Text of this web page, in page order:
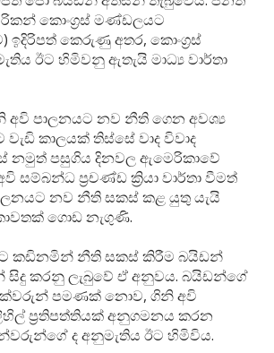
කොංග්‍රස් මණ්ඩලයට
ඉදිරිපත් කෙරුණු අතර, කොංග්‍රස්
ඊට හිමිවනු ඇතැයි මාධ්‍ය වාර්තා
අවි පාලනයට නව නීති ගෙන අවශ්‍ය
වැඩි කාලයක් තිස්සේ වාද විවාද
නමුත් පසුගිය දිනවල ඇමෙරිකාවේ
සම්බන්ධ ප්‍රචණ්ඩ ක්‍රියා වාර්තා වීමත්
නව නීති සකස් කළ යුතු යැයි
ගොඩ නැගුණි.
කඩිනමින් නීති සකස් කිරීම බයිඩන්
සිදු කරනු ලැබුවේ ඒ අනුවය. බයිඩන්ගේ
පමණක් නොව, ගිනි අවි
ප්‍රතිපත්තියක් අනුගමනය කරන
ද අනුමැතිය ඊට හිමිවිය.